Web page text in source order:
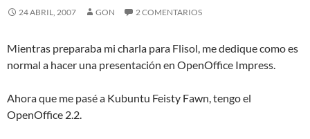
24 ABRIL, 2007 GON 2 COMENTARIOS
Mientras preparaba mi charla para Flisol, me dedique como es
normal a hacer una presentación en OpenOffice Impress.
Ahora que me pasé a Kubuntu Feisty Fawn, tengo el
OpenOffice 2.2.